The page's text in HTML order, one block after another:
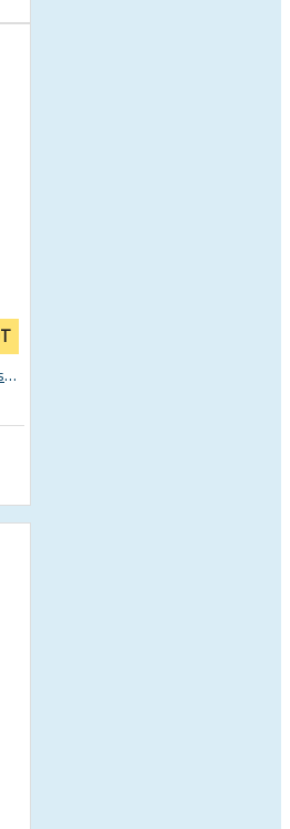
FSA csapágy (kormánycsapágy) TH-873 ACB 36°x45° 1 1/8 zoll S 30.15 x 41 x 6.5 mm MR122 160-0014000000